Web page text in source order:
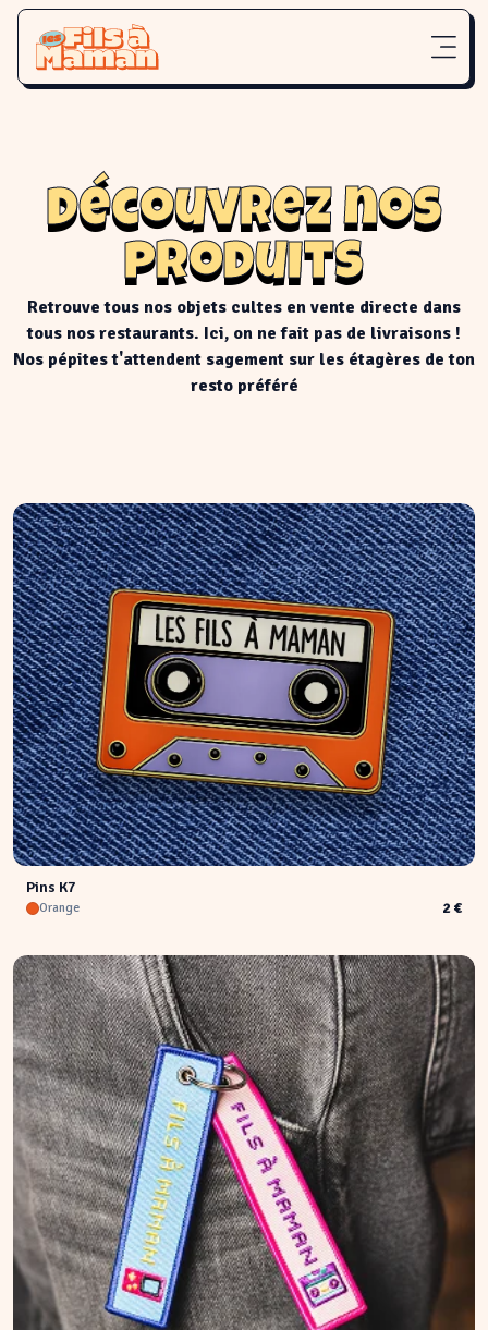
Découvrez nos
produits
Retrouve tous nos objets cultes en vente directe dans
tous nos restaurants. Ici, on ne fait pas de livraisons !
Nos pépites t'attendent sagement sur les étagères de ton
resto préféré
Pins K7
Orange 2 €